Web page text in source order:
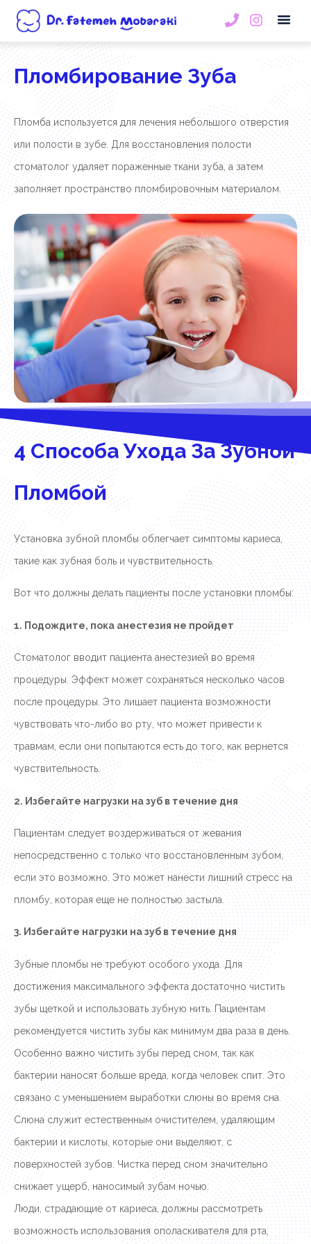
Пломбирование Зуба
Пломба используется для лечения небольшого отверстия
или полости в зубе. Для восстановления полости
стоматолог удаляет пораженные ткани зуба, а затем
заполняет пространство пломбировочным материалом.
4 Способа Ухода За Зубной
Пломбой
Установка зубной пломбы облегчает симптомы кариеса,
такие как зубная боль и чувствительность.
Вот что должны делать пациенты после установки пломбы:
1. Подождите, пока анестезия не пройдет
Стоматолог вводит пациента анестезией во время
процедуры. Эффект может сохраняться несколько часов
после процедуры. Это лишает пациента возможности
чувствовать что-либо во рту, что может привести к
травмам, если они попытаются есть до того, как вернется
чувствительность.
2. Избегайте нагрузки на зуб в течение дня
Пациентам следует воздерживаться от жевания
непосредственно с только что восстановленным зубом,
если это возможно. Это может нанести лишний стресс на
пломбу, которая еще не полностью застыла.
3. Избегайте нагрузки на зуб в течение дня
Зубные пломбы не требуют особого ухода. Для
достижения максимального эффекта достаточно чистить
зубы щеткой и использовать зубную нить. Пациентам
рекомендуется чистить зубы как минимум два раза в день.
Особенно важно чистить зубы перед сном, так как
бактерии наносят больше вреда, когда человек спит. Это
связано с уменьшением выработки слюны во время сна.
Слюна служит естественным очистителем, удаляющим
бактерии и кислоты, которые они выделяют, с
поверхностей зубов. Чистка перед сном значительно
снижает ущерб, наносимый зубам ночью.
Люди, страдающие от кариеса, должны рассмотреть
возможность использования ополаскивателя для рта,